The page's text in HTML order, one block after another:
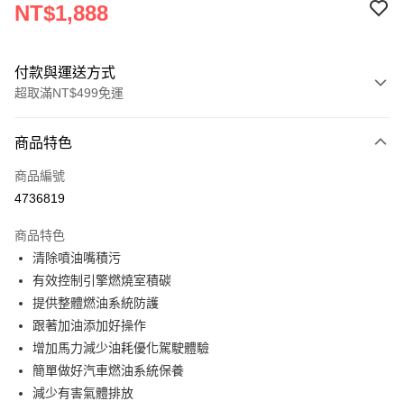
NT$1,888
付款與運送方式
超取滿NT$499免運
信用卡一次付款
超商取貨付款
Apple Pay
街口支付
悠遊付
Google Pay
AFTEE先享後付
商品特色
商品編號
4736819
商品特色
清除噴油嘴積污
有效控制引擎燃燒室積碳
提供整體燃油系統防護
跟著加油添加好操作
增加馬力減少油耗優化駕駛體驗
簡單做好汽車燃油系統保養
減少有害氣體排放